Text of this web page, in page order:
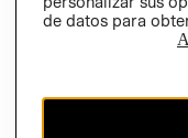
de datos para